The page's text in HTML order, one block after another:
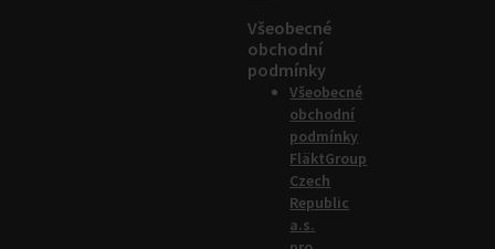
Všeobecné
obchodní
podmínky
Všeobecné
obchodní
podmínky
FläktGroup
Czech
Republic
a.s.